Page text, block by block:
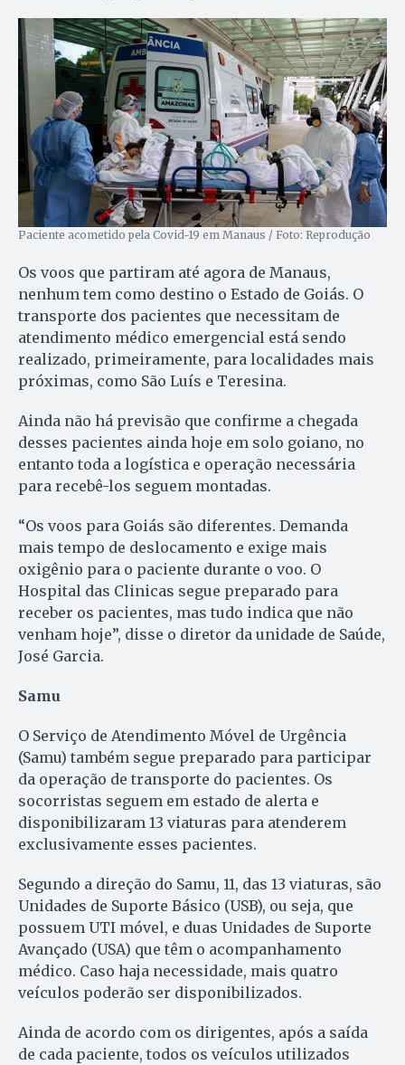
Paciente acometido pela Covid-19 em Manaus / Foto: Reprodução
Os voos que partiram até agora de Manaus,
nenhum tem como destino o Estado de Goiás. O
transporte dos pacientes que necessitam de
atendimento médico emergencial está sendo
realizado, primeiramente, para localidades mais
próximas, como São Luís e Teresina.
Ainda não há previsão que confirme a chegada
desses pacientes ainda hoje em solo goiano, no
entanto toda a logística e operação necessária
para recebê-los seguem montadas.
“Os voos para Goiás são diferentes. Demanda
mais tempo de deslocamento e exige mais
oxigênio para o paciente durante o voo. O
Hospital das Clinicas segue preparado para
receber os pacientes, mas tudo indica que não
venham hoje”, disse o diretor da unidade de Saúde,
José Garcia.
Samu
O Serviço de Atendimento Móvel de Urgência
(Samu) também segue preparado para participar
da operação de transporte do pacientes. Os
socorristas seguem em estado de alerta e
disponibilizaram 13 viaturas para atenderem
exclusivamente esses pacientes.
Segundo a direção do Samu, 11, das 13 viaturas, são
Unidades de Suporte Básico (USB), ou seja, que
possuem UTI móvel, e duas Unidades de Suporte
Avançado (USA) que têm o acompanhamento
médico. Caso haja necessidade, mais quatro
veículos poderão ser disponibilizados.
Ainda de acordo com os dirigentes, após a saída
de cada paciente, todos os veículos utilizados